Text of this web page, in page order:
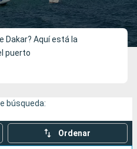
Compañías
Dakar? Aquí está la
puerto
búsqueda:
Ordenar